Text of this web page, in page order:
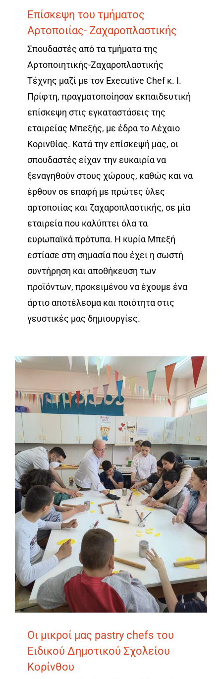
Επίσκεψη του τμήματος
Αρτοποιίας- Ζαχαροπλαστικής
Σπουδαστές από τα τμήματα της
Αρτοποιητικής-Ζαχαροπλαστικής
Τέχνης μαζί με τον Executive Chef κ. Ι.
Πρίφτη, πραγματοποίησαν εκπαιδευτική
επίσκεψη στις εγκαταστάσεις της
εταιρείας Μπεξής, με έδρα το Λέχαιο
Κορινθίας. Κατά την επίσκεψή μας, οι
σπουδαστές είχαν την ευκαιρία να
ξεναγηθούν στους χώρους, καθώς και να
έρθουν σε επαφή με πρώτες ύλες
αρτοποιίας και ζαχαροπλαστικής, σε μία
εταιρεία που καλύπτει όλα τα
ευρωπαϊκά πρότυπα. Η κυρία Μπεξή
εστίασε στη σημασία που έχει η σωστή
συντήρηση και αποθήκευση των
προϊόντων, προκειμένου να έχουμε ένα
άρτιο αποτέλεσμα και ποιότητα στις
γευστικές μας δημιουργίες.
Οι μικροί μας pastry chefs του
Ειδικού Δημοτικού Σχολείου
Κορίνθου